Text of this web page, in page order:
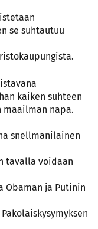
se suhtautuu
kaiken suhteen
maailman napa.
snellmanilainen
tavalla voidaan
Obaman ja Putinin